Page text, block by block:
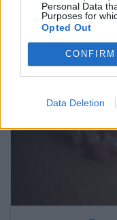
Personal Data
Purposes for
Opted Out
CONFIRM
Data Deletion